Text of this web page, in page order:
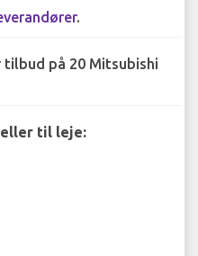
.
på 20 Mitsubishi
til leje: